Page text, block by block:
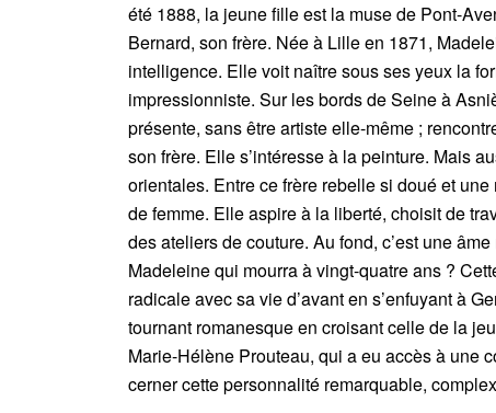
été 1888, la jeune fille est la muse de Pont-
Bernard, son frère. Née à Lille en 1871,
intelligence. Elle voit naître sous ses yeux la
impressionniste. Sur les bords de Seine à
présente, sans être artiste elle-même ;
son frère. Elle s’intéresse à la peinture. Mais
orientales. Entre ce frère rebelle si doué et
de femme. Elle aspire à la liberté, choisit de
des ateliers de couture. Au fond, c’est une
Madeleine qui mourra à vingt-quatre ans ?
radicale avec sa vie d’avant en s’enfuyant à
tournant romanesque en croisant celle de la
Marie-Hélène Prouteau, qui a eu accès à une
cerner cette personnalité remarquable,